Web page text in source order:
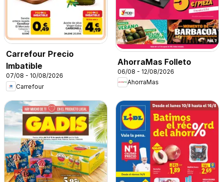
Carrefour Precio
Imbatible
07/08 - 10/08/2026
Carrefour
AhorraMas Folleto
06/08 - 12/08/2026
AhorraMas